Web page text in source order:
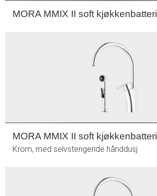
MORA MMIX II soft kjøkkenbatteri
MORA MMIX II soft kjøkkenbatteri
Krom, med selvstengende hånddusj